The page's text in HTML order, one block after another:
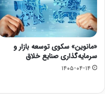
«مانوین» سکوی توسعه بازار و
سرمایه‌گذاری صنایع خلاق
۱۴۰۵-۰۴-۱۴